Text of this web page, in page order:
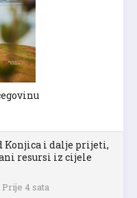
Konjica i dalje prijeti,
resursi iz cijele
Prije 4 sata